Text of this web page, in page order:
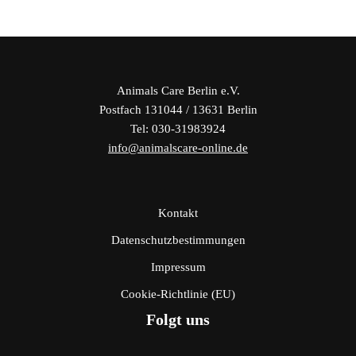
Animals Care Berlin e.V.
Postfach 131044 / 13631 Berlin
Tel: 030-31983924
info@animalscare-online.de
Kontakt
Datenschutzbestimmungen
Impressum
Cookie-Richtlinie (EU)
Folgt uns